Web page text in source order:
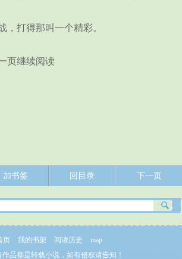
打得那叫一个精彩。
继续阅读
加书签 回目录 下一页
页 我的书架 阅读历史
map
作品都是转载小说，如有侵权请告知！